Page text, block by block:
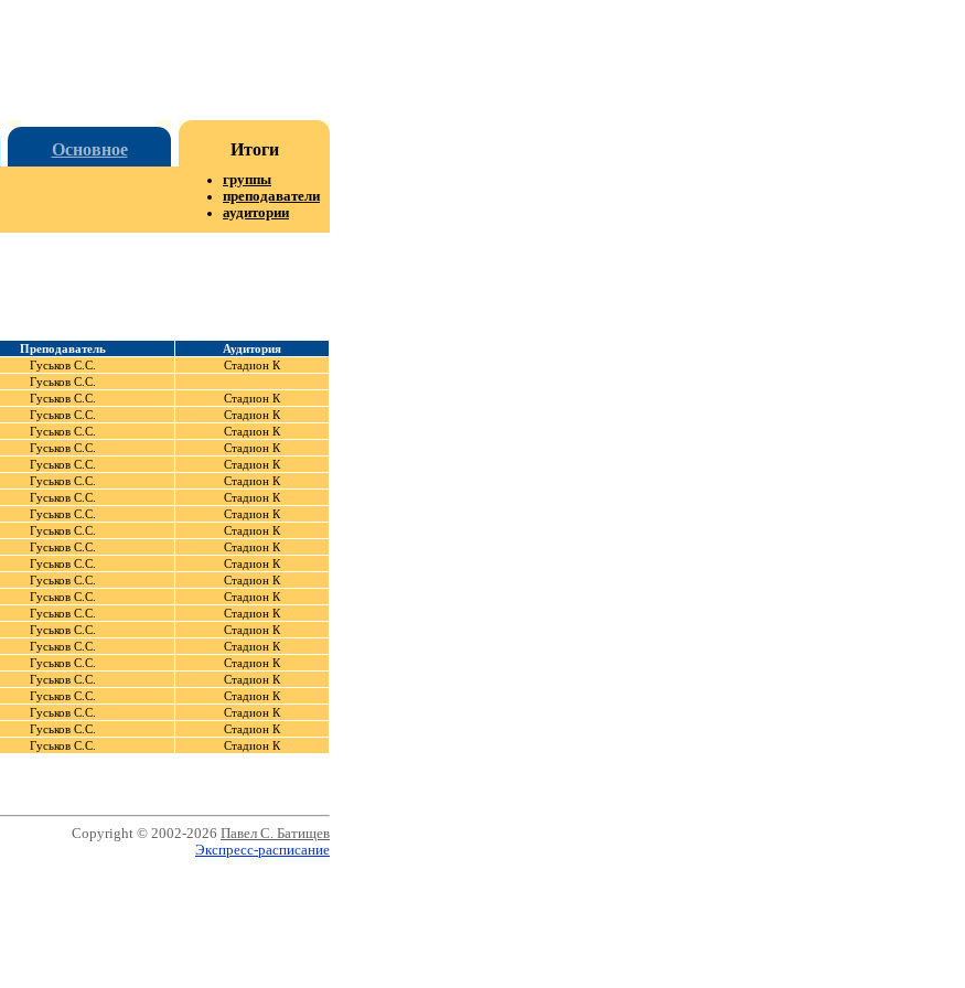
Основное Итоги
группы
преподаватели
аудитории
Преподаватель
Аудитория
Гуськов С.С.
Стадион К
Гуськов С.С.
Гуськов С.С.
Стадион К
Гуськов С.С.
Стадион К
Гуськов С.С.
Стадион К
Гуськов С.С.
Стадион К
Гуськов С.С.
Стадион К
Гуськов С.С.
Стадион К
Гуськов С.С.
Стадион К
Гуськов С.С.
Стадион К
Гуськов С.С.
Стадион К
Гуськов С.С.
Стадион К
Гуськов С.С.
Стадион К
Гуськов С.С.
Стадион К
Гуськов С.С.
Стадион К
Гуськов С.С.
Стадион К
Гуськов С.С.
Стадион К
Гуськов С.С.
Стадион К
Гуськов С.С.
Стадион К
Гуськов С.С.
Стадион К
Гуськов С.С.
Стадион К
Гуськов С.С.
Стадион К
Гуськов С.С.
Стадион К
Гуськов С.С. Стадион К
Copyright © 2002-2026 Павел С. Батищев
Экспресс-расписание